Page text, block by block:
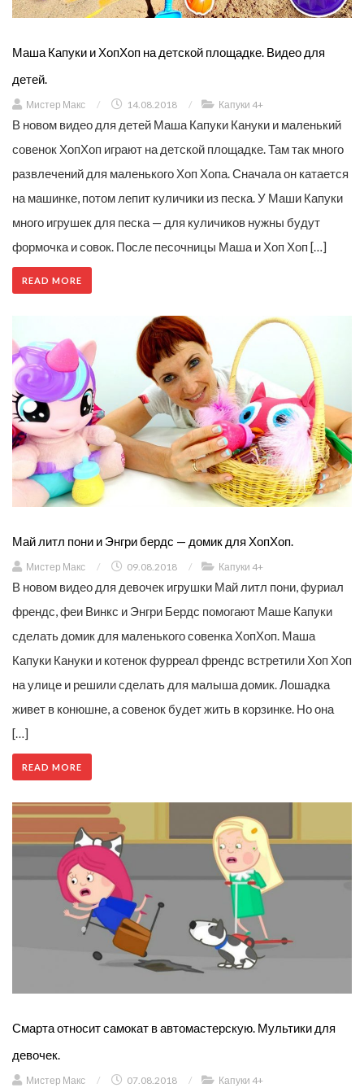
Маша Капуки и ХопХоп на детской площадке. Видео для
детей.
Мистер Макс / 14.08.2018 / Капуки 4+
В новом видео для детей Маша Капуки Кануки и маленький
совенок ХопХоп играют на детской площадке. Там так много
развлечений для маленького Хоп Хопа. Сначала он катается
на машинке, потом лепит куличики из песка. У Маши Капуки
много игрушек для песка — для куличиков нужны будут
формочка и совок. После песочницы Маша и Хоп Хоп […]
READ MORE
Май литл пони и Энгри бердс — домик для ХопХоп.
Мистер Макс / 09.08.2018 / Капуки 4+
В новом видео для девочек игрушки Май литл пони, фуриал
френдс, феи Винкс и Энгри Бердс помогают Маше Капуки
сделать домик для маленького совенка ХопХоп. Маша
Капуки Кануки и котенок фурреал френдс встретили Хоп Хоп
на улице и решили сделать для малыша домик. Лошадка
живет в конюшне, а совенок будет жить в корзинке. Но она
[…]
READ MORE
Смарта относит самокат в автомастерскую. Мультики для
девочек.
Мистер Макс / 07.08.2018 / Капуки 4+